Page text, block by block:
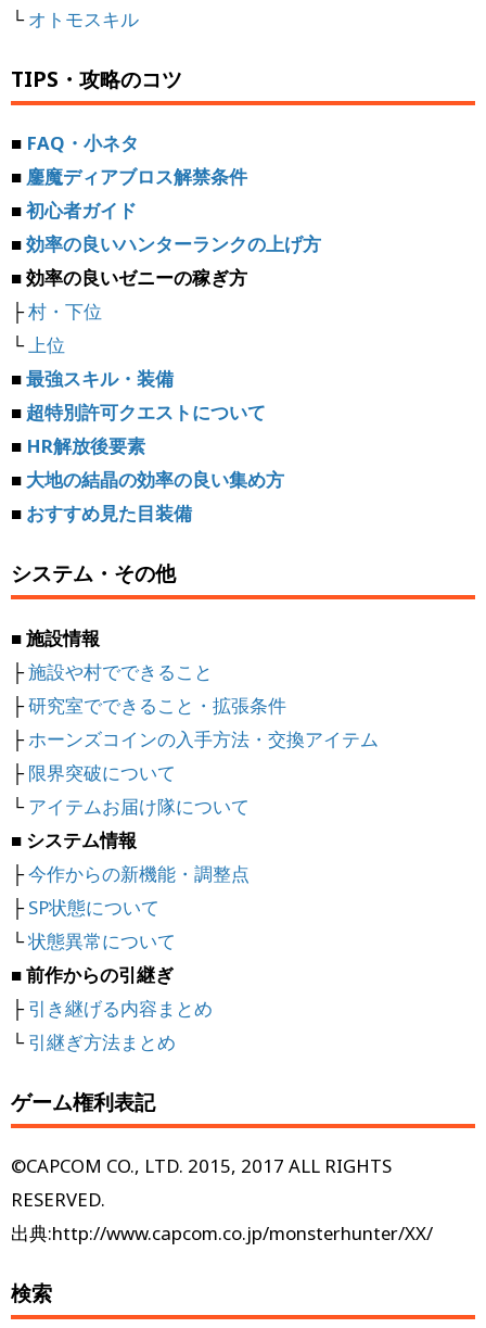
└オトモスキル
TIPS・攻略のコツ
■ FAQ・小ネタ
■ 鏖魔ディアブロス解禁条件
■初心者ガイド
■効率の良いハンターランクの上げ方
■ 効率の良いゼニーの稼ぎ方
├村・下位
└上位
■最強スキル・装備
■ 超特別許可クエストについて
■ HR解放後要素
■ 大地の結晶の効率の良い集め方
■ おすすめ見た目装備
システム・その他
■ 施設情報
├施設や村でできること
├研究室でできること・拡張条件
├ホーンズコインの入手方法・交換アイテム
├限界突破について
└アイテムお届け隊について
■ システム情報
├今作からの新機能・調整点
├SP状態について
└状態異常について
■ 前作からの引継ぎ
├引き継げる内容まとめ
└引継ぎ方法まとめ
ゲーム権利表記
©CAPCOM CO., LTD. 2015, 2017 ALL RIGHTS
RESERVED.
出典:http://www.capcom.co.jp/monsterhunter/XX/
検索